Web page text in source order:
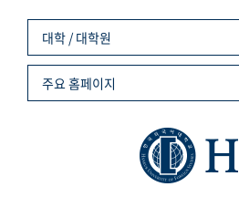
대학 / 대학원
주요 홈페이지